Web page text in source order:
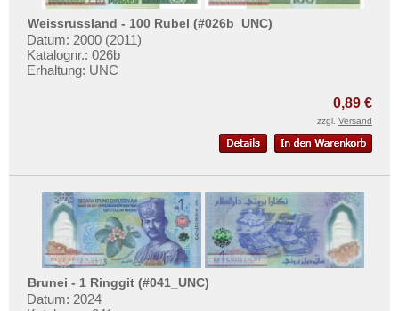
Weissrussland - 100 Rubel (#026b_UNC)
Datum: 2000 (2011)
Katalognr.: 026b
Erhaltung: UNC
0,89 €
zzgl. Versand
Brunei - 1 Ringgit (#041_UNC)
Datum: 2024